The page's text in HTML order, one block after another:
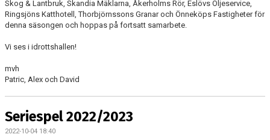
Skog & Lantbruk, Skandia Mäklarna, Åkerholms Rör, Eslövs Oljeservice,
Ringsjöns Katthotell, Thorbjörnssons Granar och Önneköps Fastigheter för
denna säsongen och hoppas på fortsatt samarbete.
Vi ses i idrottshallen!
mvh
Patric, Alex och David
Seriespel 2022/2023
2022-10-04 18:40